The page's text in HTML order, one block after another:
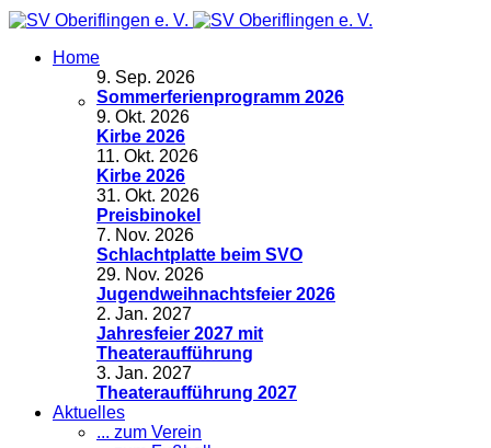
Home
9. Sep. 2026
Sommerferienprogramm 2026
9. Okt. 2026
Kirbe 2026
11. Okt. 2026
Kirbe 2026
31. Okt. 2026
Preisbinokel
7. Nov. 2026
Schlachtplatte beim SVO
29. Nov. 2026
Jugendweihnachtsfeier 2026
2. Jan. 2027
Jahresfeier 2027 mit
Theateraufführung
3. Jan. 2027
Theateraufführung 2027
Aktuelles
... zum Verein